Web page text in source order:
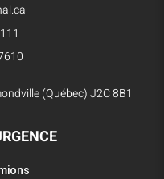
(Québec) J2C 8B1